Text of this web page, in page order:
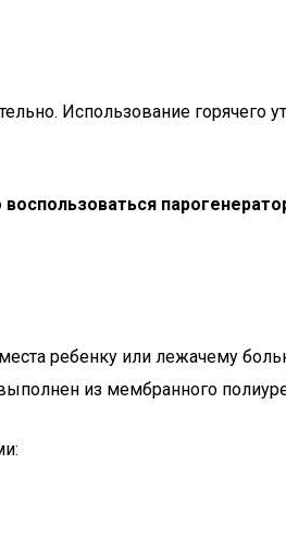
Использование горячего
ребенку или лежачему
из мембранного